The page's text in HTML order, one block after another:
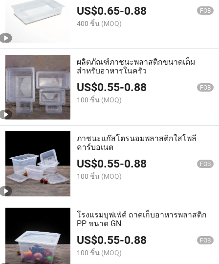
US$0.65-0.88 FOB
400 ชิ้น (MOQ)
ผลิตภัณฑ์ภาชนะพลาสติกขนาดเต็ม
สำหรับอาหารในครัว
US$0.55-0.88 FOB
100 ชิ้น (MOQ)
ภาชนะแก๊สโตรนอมพลาสติกใสโพลี
คาร์บอเนต
US$0.55-0.88 FOB
100 ชิ้น (MOQ)
โรงแรมบุฟเฟ่ต์ ถาดเก็บอาหารพลาสติก
PP ขนาด GN
US$0.55-0.88 FOB
100 ชิ้น (MOQ)